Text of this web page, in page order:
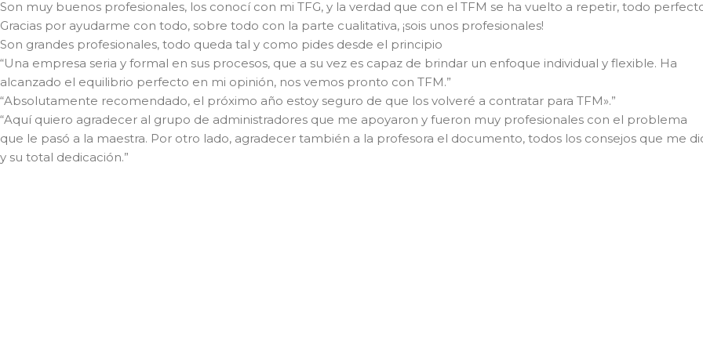
Son muy buenos profesionales, los conocí con mi TFG, y la verdad que con el TFM se ha vuelto a repetir, todo
Gracias por ayudarme con todo, sobre todo con la parte cualitativa, ¡sois unos profesionales!
Son grandes profesionales, todo queda tal y como pides desde el principio
“Una empresa seria y formal en sus procesos, que a su vez es capaz de brindar un enfoque individual y flexible. Ha
alcanzado el equilibrio perfecto en mi opinión, nos vemos pronto con TFM.”
“Absolutamente recomendado, el próximo año estoy seguro de que los volveré a contratar para TFM».”
“Aquí quiero agradecer al grupo de administradores que me apoyaron y fueron muy profesionales con el problema
que le pasó a la maestra. Por otro lado, agradecer también a la profesora el documento, todos los consejos que me
y su total dedicación.”